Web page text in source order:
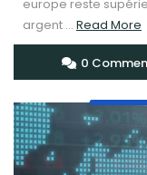
europe reste
argent ... Read More
0